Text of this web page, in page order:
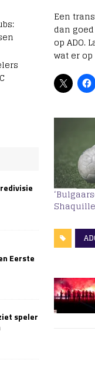
Een
dan
op ADO.
wat er
Eerste
speler